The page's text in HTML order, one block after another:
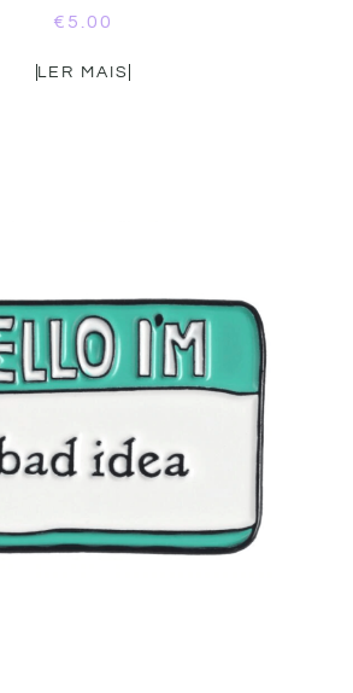
€ 5.00
LER MAIS